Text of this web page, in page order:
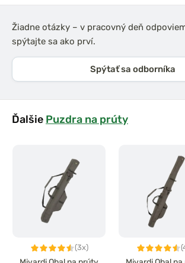
Žiadne otázky – v pracovný deň
spýtajte sa ako prví.
Spýtať sa odborníka
Ďalšie Puzdra na prúty
(3x)